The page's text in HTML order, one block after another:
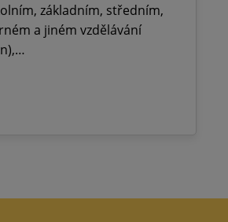
základním, středním,
a jiném vzdělávání